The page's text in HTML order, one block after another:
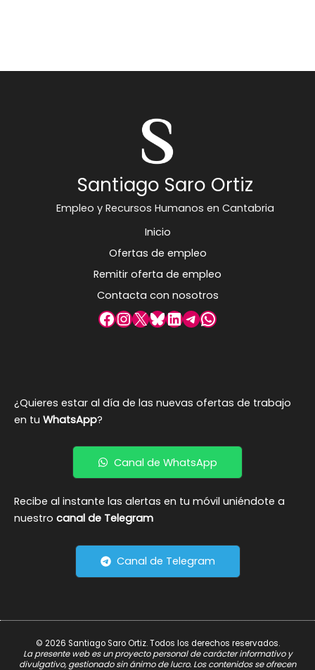
Santiago Saro Ortiz
Empleo y Recursos Humanos en Cantabria
Inicio
Ofertas de empleo
Remitir oferta de empleo
Contacta con nosotros
Facebook
Instagram
X Bluesky
LinkedIn
Telegram
WhatsApp
¿Quieres estar al día de las nuevas ofertas de trabajo
en tu WhatsApp?
Canal de WhatsApp
Recibe al instante las alertas en tu móvil uniéndote a
nuestro canal de Telegram
Canal de Telegram
© 2026 Santiago Saro Ortiz. Todos los derechos reservados.
La presente web es un proyecto personal de carácter informativo y
divulgativo, gestionado sin ánimo de lucro. Los contenidos se ofrecen